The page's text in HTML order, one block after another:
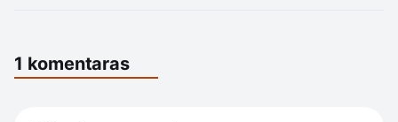
1 komentaras